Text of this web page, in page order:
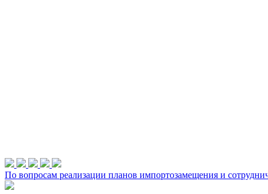
По вопросам реализации планов импортозамещения и